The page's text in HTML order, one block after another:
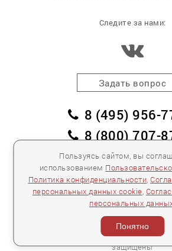
Пользуясь сайтом, вы
использованием
Политика конфиденциальности
персональных данных cookie
персональных
Понятно
Следите за нами:
Задать вопрос
8 (495) 956-
8 (800) 707-
заказать обратный
пл. Победы, дом 2,
Для спецификаций и предложений:
Выставленные на данном сайте
публичной офертой не
Количество товара
2026 «Интерьерный
защищены